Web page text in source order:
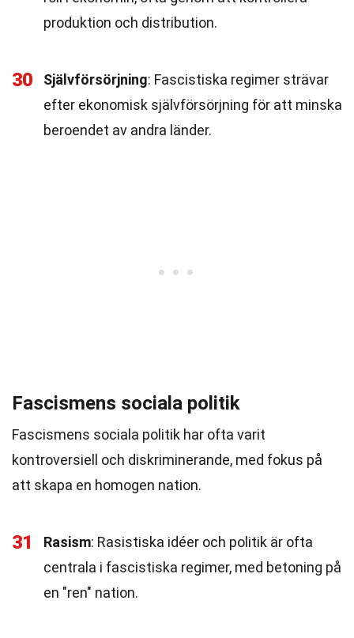
produktion och distribution.
30 Självförsörjning: Fascistiska regimer strävar
efter ekonomisk självförsörjning för att minska
beroendet av andra länder.
Fascismens sociala politik
Fascismens sociala politik har ofta varit
kontroversiell och diskriminerande, med fokus på
att skapa en homogen nation.
31 Rasism: Rasistiska idéer och politik är ofta
centrala i fascistiska regimer, med betoning på
en "ren" nation.